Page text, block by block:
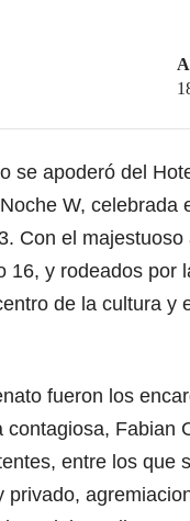
se apoderó del
W, celebrada
Con el
16, y rodeados por
de la cultura y
fueron los
Fabian
entre los que